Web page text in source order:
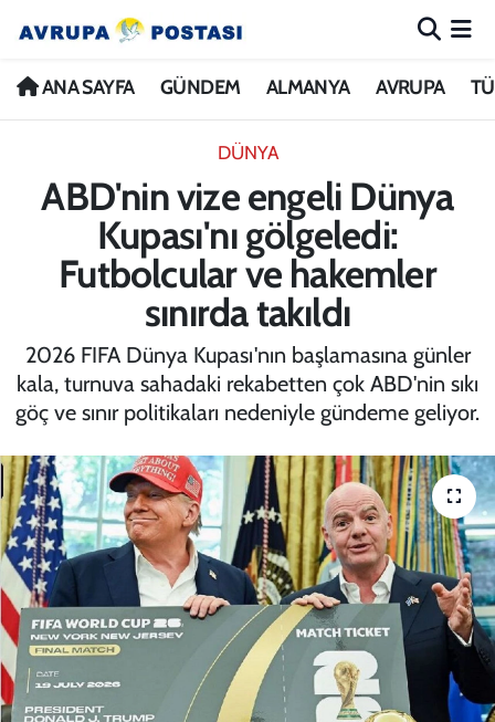
ANA SAYFA GÜNDEM ALMANYA AVRUPA
DÜNYA
ABD'nin vize engeli Dünya
Kupası'nı gölgeledi:
Futbolcular ve hakemler
sınırda takıldı
2026 FIFA Dünya Kupası'nın başlamasına günler
kala, turnuva sahadaki rekabetten çok ABD'nin sıkı
göç ve sınır politikaları nedeniyle gündeme geliyor.
ANA SAYFA
ALMANYA
AVRUPA
DÜNYA
KÜLTÜR
SPOR
KADIN
YAZARLAR
Nöbetçi Eczaneler
İstanbul Namaz Vakitleri
Trafik Durumu
Avrupa Ligi Puan Durumu ve Fikstür
Tüm Manşetler
Son Dakika Haberleri
Haber Arşivi